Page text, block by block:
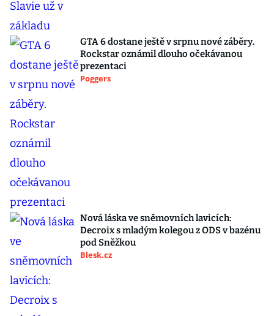
GTA 6 dostane ještě v srpnu nové záběry.
Rockstar oznámil dlouho očekávanou
prezentaci
Poggers
Nová láska ve sněmovních lavicích:
Decroix s mladým kolegou z ODS v bazénu
pod Sněžkou
Blesk.cz